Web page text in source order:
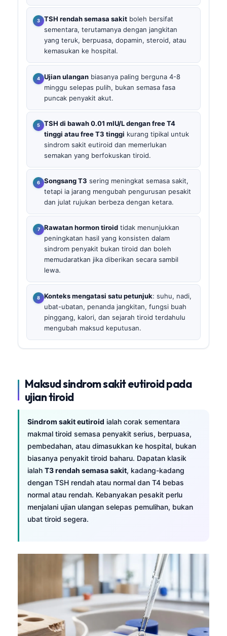
TSH rendah semasa sakit boleh bersifat
sementara, terutamanya dengan jangkitan
yang teruk, berpuasa, dopamin, steroid, atau
kemasukan ke hospital.
Ujian ulangan biasanya paling berguna 4-8
minggu selepas pulih, bukan semasa fasa
puncak penyakit akut.
TSH di bawah 0.01 mIU/L dengan free T4
tinggi atau free T3 tinggi kurang tipikal untuk
sindrom sakit eutiroid dan memerlukan
semakan yang berfokuskan tiroid.
Songsang T3 sering meningkat semasa sakit,
tetapi ia jarang mengubah pengurusan pesakit
dan julat rujukan berbeza dengan ketara.
Rawatan hormon tiroid tidak menunjukkan
peningkatan hasil yang konsisten dalam
sindrom penyakit bukan tiroid dan boleh
memudaratkan jika diberikan secara sambil
lewa.
Konteks mengatasi satu petunjuk: suhu, nadi,
ubat-ubatan, penanda jangkitan, fungsi buah
pinggang, kalori, dan sejarah tiroid terdahulu
mengubah maksud keputusan.
Maksud sindrom sakit eutiroid pada
ujian tiroid
Sindrom sakit eutiroid ialah corak sementara
makmal tiroid semasa penyakit serius, berpuasa,
pembedahan, atau dimasukkan ke hospital, bukan
biasanya penyakit tiroid baharu. Dapatan klasik
ialah T3 rendah semasa sakit, kadang-kadang
dengan TSH rendah atau normal dan T4 bebas
normal atau rendah. Kebanyakan pesakit perlu
menjalani ujian ulangan selepas pemulihan, bukan
ubat tiroid segera.